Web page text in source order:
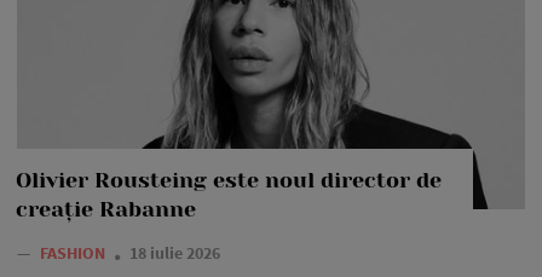
Olivier Rousteing este noul director de
creație Rabanne
— FASHION 18 iulie 2026